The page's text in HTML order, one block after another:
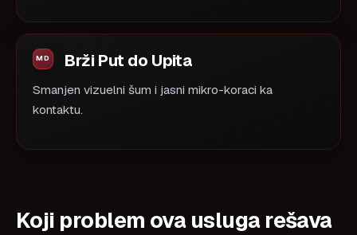
Brži Put do Upita
Smanjen vizuelni šum i jasni mikro-koraci ka
kontaktu.
Koji problem ova usluga rešava